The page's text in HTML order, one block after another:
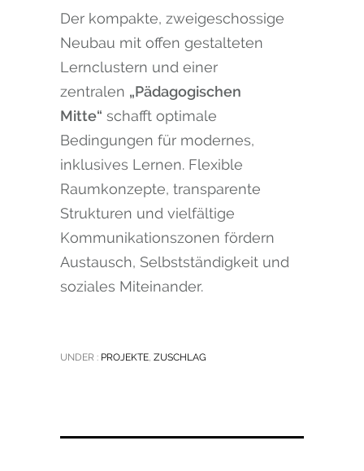
Der kompakte, zweigeschossige
Neubau mit offen gestalteten
Lernclustern und einer
zentralen „Pädagogischen
Mitte“ schafft optimale
Bedingungen für modernes,
inklusives Lernen. Flexible
Raumkonzepte, transparente
Strukturen und vielfältige
Kommunikationszonen fördern
Austausch, Selbstständigkeit und
soziales Miteinander.
UNDER : PROJEKTE, ZUSCHLAG